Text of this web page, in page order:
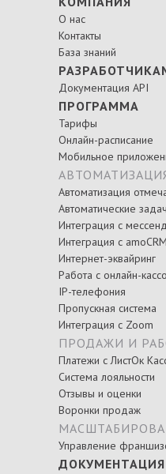
О нас
Контакты
База знаний
Документация API
ПРОГРАММА
Тарифы
Онлайн-расписание
Мобильное
Автоматизация
Автоматические
Интеграция с
Интеграция с amoCRM
Интернет-эквайринг
Работа с онлайн-
IP-телефония
Пропускная система
Интеграция с Zoom
ПРОДАЖИ И
Платежи с ЛистОк
Система лояльности
Отзывы и оценки
Воронки продаж
Управление
ДОКУМЕНТАЦИЯ